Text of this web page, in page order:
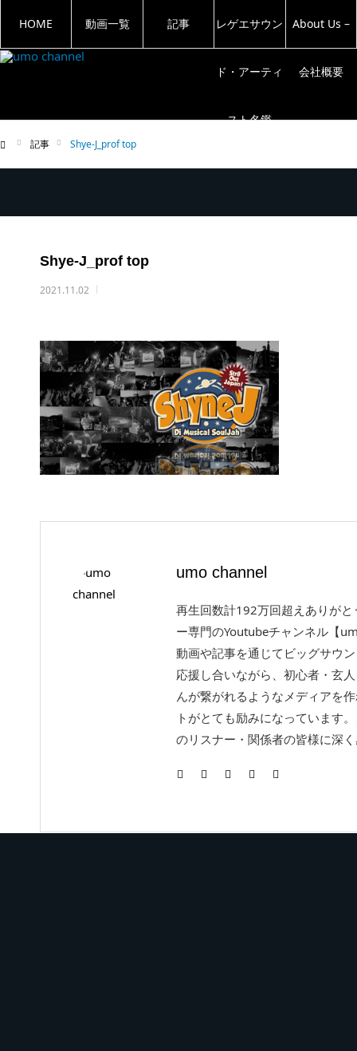
HOME 動画一覧 記事 レゲエサウン
ド・アーティ
スト名鑑
About Us –
会社概要
記事 Shye-J_prof top
Shye-J_prof top
2021.11.02
umo channel
再生回数計192万回超えありが
ー専門のYoutubeチャンネル【
動画や記事を通じてビッグサウ
応援し合いながら、初心者・玄
んが繋がれるようなメディアを
トがとても励みになっています
のリスナー・関係者の皆様に深